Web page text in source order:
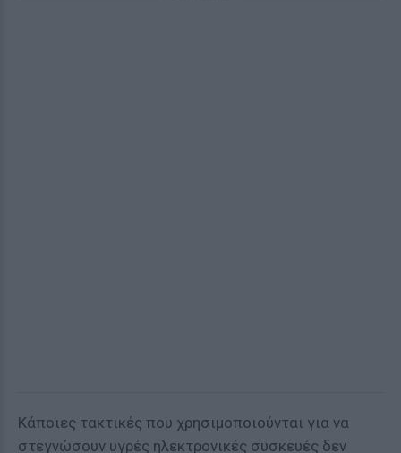
Κάποιες τακτικές που χρησιμοποιούνται για να
στεγνώσουν υγρές ηλεκτρονικές συσκευές δεν